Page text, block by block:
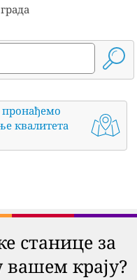
квалитета
станице за
вашем крају?